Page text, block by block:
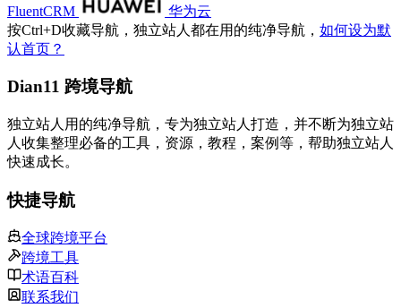
FluentCRM
华为云
按Ctrl+D收藏导航，独立站人都在用的纯净导航， 如何设为默
认首页？
Dian11 跨境导航
独立站人用的纯净导航，专为独立站人打造，并不断为独立站
人收集整理必备的工具，资源，教程，案例等，帮助独立站人
快速成长。
快捷导航
全球跨境平台
跨境工具
术语百科
联系我们